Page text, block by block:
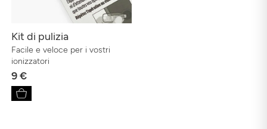
Kit di pulizia
Facile e veloce per i vostri
ionizzatori
9 €